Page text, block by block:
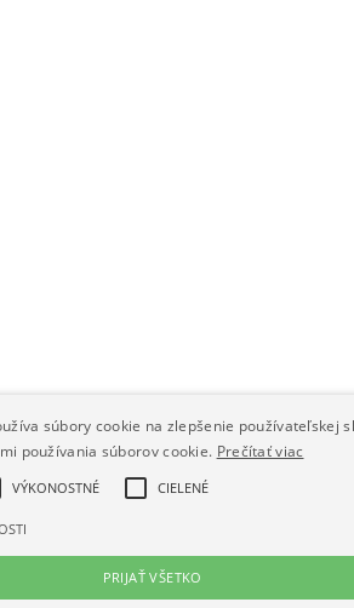
súbory cookie na zlepšenie používateľskej
používania súborov cookie. Prečítať viac
VÝKONOSTNÉ CIELENÉ
PRIJAŤ VŠETKO